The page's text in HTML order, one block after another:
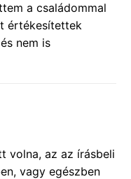
a családommal
értékesítettek
nem is
volna, az az írásbeli
vagy egészben